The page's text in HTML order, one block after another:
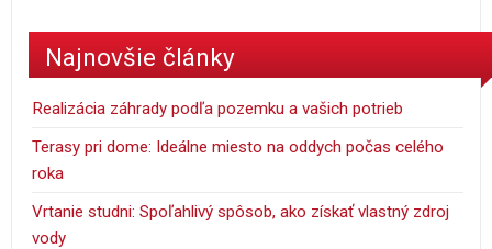
Najnovšie články
Realizácia záhrady podľa pozemku a vašich potrieb
Terasy pri dome: Ideálne miesto na oddych počas celého
roka
Vrtanie studni: Spoľahlivý spôsob, ako získať vlastný zdroj
vody